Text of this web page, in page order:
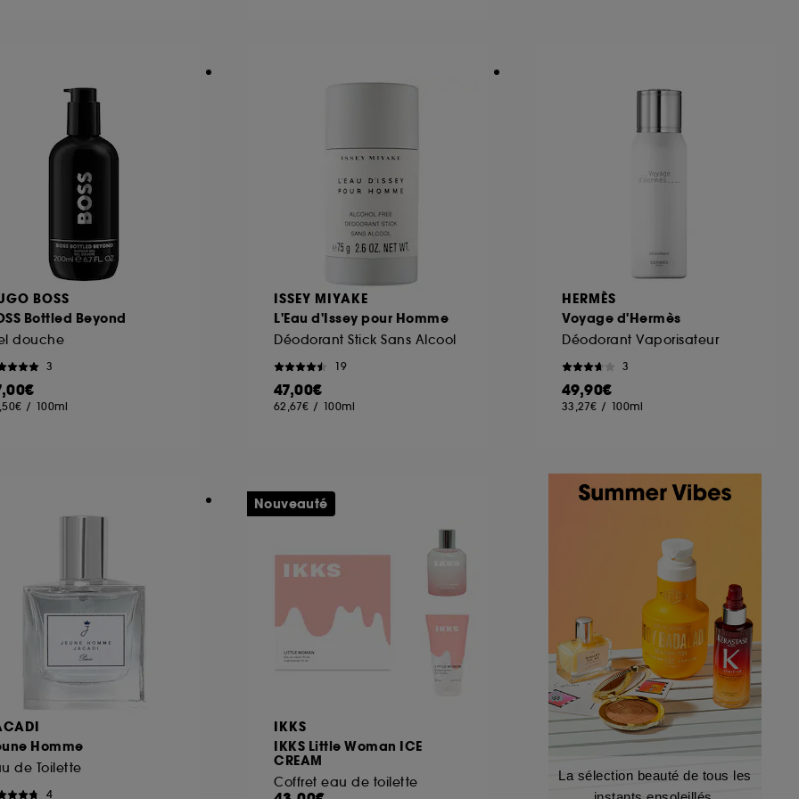
BOSS
Bottled Beyond
douche
3
/ 100ml
ISSEY MIYAKE
L'Eau d'Issey pour Homme
Déodorant Stick Sans Alcool
19
47,00€
62,67€ / 100ml
HERMÈS
Voyage d'Hermès
Déodorant Vaporisateur
3
49,90€
33,27€ / 100ml
Homme
de Toilette
4
IKKS
IKKS Little Woman ICE
CREAM
Coffret eau de toilette
Nouveauté
La sélection beauté de tous les
et la lecture de ces traceurs requiert votre accord. Vous pouvez personnaliser vos choix concernant
mes choix" ci-dessous ou décider de "tout accepter". Sephora pourra associer les
Cookies, pour les finalités acceptées, avec les données personnelles collectées ou générées lors
refuser tous les cookies, cliques sur "continuer sans accepter". Voous pouvez à tout moment choisir
obtenir plus d'information sur les cookies utilisés, cliquez